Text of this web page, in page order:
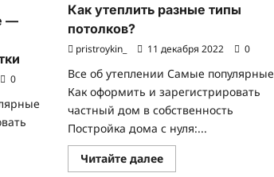
—
0
Как утеплить разные типы
потолков?
pristroykin_ 11 декабря 2022 0
Все об утеплении Самые популярные
Как оформить и зарегистрировать
частный дом в собственность
Постройка дома с нуля:...
Читайте далееПрочитать
больше